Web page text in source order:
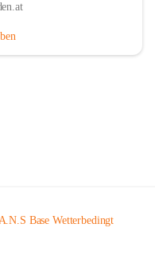
Base Wetterbedingt